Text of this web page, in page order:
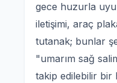
gece huzurla
iletişimi, araç
tutanak; bunlar
"umarım sağ
takip edilebilir bir